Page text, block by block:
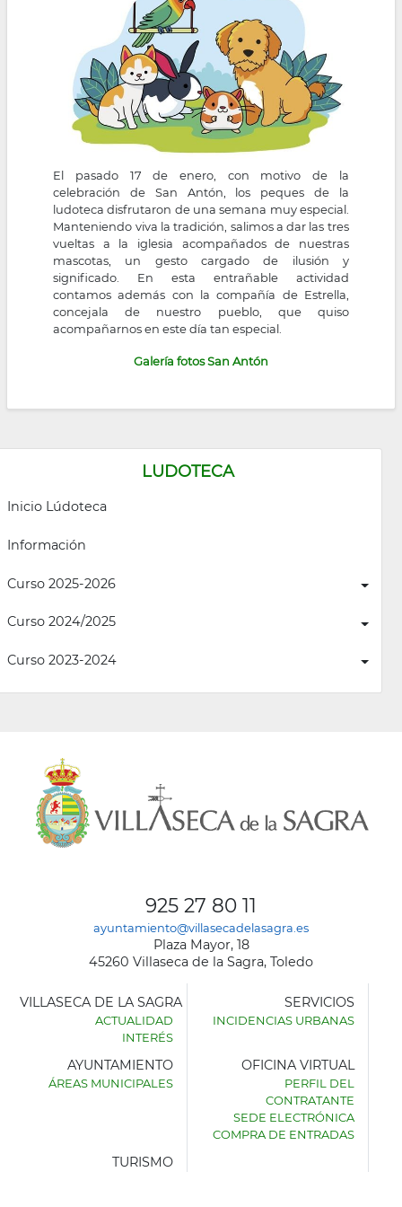
navegación
LUDOTECA
Inicio Lúdoteca
Información
Curso 2025-2026
Curso 2024/2025
Curso 2023-2024
El pasado 17 de enero, con motivo de la
celebración de San Antón, los peques de la
ludoteca disfrutaron de una semana muy especial.
Manteniendo viva la tradición, salimos a dar las tres
vueltas a la iglesia acompañados de nuestras
mascotas, un gesto cargado de ilusión y
significado. En esta entrañable actividad
contamos además con la compañía de Estrella,
concejala de nuestro pueblo, que quiso
acompañarnos en este día tan especial.
Galería fotos San Antón
925 27 80 11
ayuntamiento@villasecadelasagra.es
Plaza Mayor, 18
45260 Villaseca de la Sagra, Toledo
AYUNTAMIENTO
VILLASECA DE LA SAGRA
ACTUALIDAD
INTERÉS
SERVICIOS
INCIDENCIAS URBANAS
AYUNTAMIENTO
ÁREAS MUNICIPALES
OFICINA VIRTUAL
PERFIL DEL
CONTRATANTE
SEDE ELECTRÓNICA
COMPRA DE ENTRADAS
TURISMO